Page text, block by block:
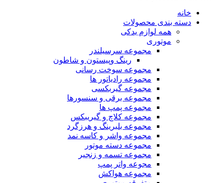
خانه
دسته بندی محصولات
همه لوازم یدکی
موتوری
مجموعه سرسیلندر
رینگ وپیستون و شاطون
مجموعه سوخت رسانی
مجموعه رادیاتور ها
مجموعه گیربکسی
مجموعه برقی و سنسورها
مجموعه پمپ ها
مجموعه کلاچ و گیریبکس
مجموعه بلبرینگ و هرزگرد
مجموعه واشر و کاسه نمد
مجموعه دسته موتور
مجموعه تسمه و زنجیر
مجوعه واتر پمپ
مجموعه هواکش